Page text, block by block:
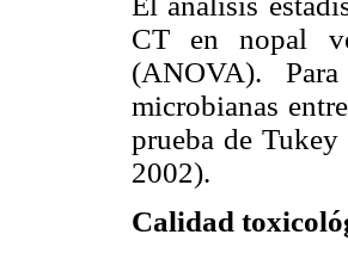
CT en nopal
(ANOVA).
microbianas
prueba de
2002).
Calidad